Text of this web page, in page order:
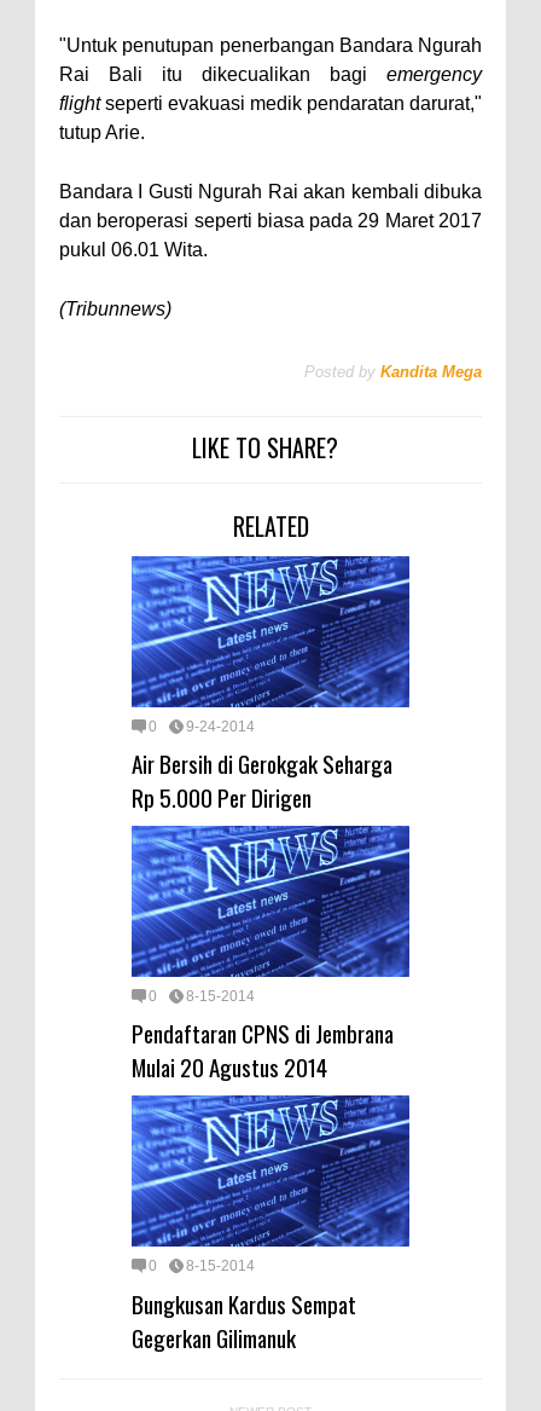
"Untuk penutupan penerbangan Bandara Ngurah
Rai Bali itu dikecualikan bagi emergency
flightseperti evakuasi medik pendaratan darurat,"
tutup Arie.
Bandara I Gusti Ngurah Rai akan kembali dibuka
dan beroperasi seperti biasa pada 29 Maret 2017
pukul 06.01 Wita.
(Tribunnews)
Posted by Kandita Mega
LIKE TO SHARE?
RELATED
0 9-24-2014
Air Bersih di Gerokgak Seharga
Rp 5.000 Per Dirigen
0 8-15-2014
Pendaftaran CPNS di Jembrana
Mulai 20 Agustus 2014
0 8-15-2014
Bungkusan Kardus Sempat
Gegerkan Gilimanuk